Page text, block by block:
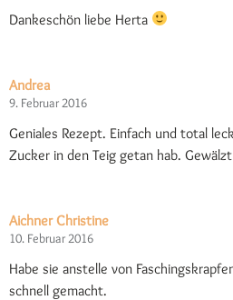
Dankeschön liebe Herta
Andrea
9. Februar 2016
Geniales Rezept. Einfach und total
Zucker in den Teig getan hab.
Aichner Christine
10. Februar 2016
Habe sie anstelle von
schnell gemacht.